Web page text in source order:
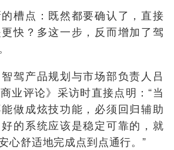
槽点：既然都要确认了，直接
快？多这一步，反而增加了驾
驾产品规划与市场部负责人吕
业评论》采访时直接点明：“当
做成炫技功能，必须回归辅助
的系统应该是稳定可靠的，就
心舒适地完成点到点通行。”